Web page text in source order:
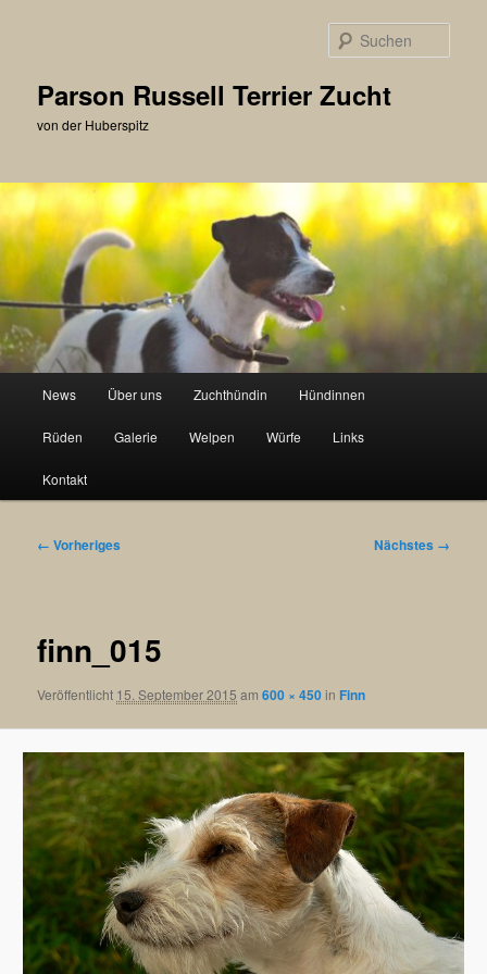
Parson Russell Terrier Zucht
von der Huberspitz
News Über uns Zuchthündin Hündinnen
Rüden Galerie Welpen Würfe Links
Kontakt
Bilder-
← Vorheriges Nächstes →
finn_015
Veröffentlicht 15. September 2015 am600 × 450in Finn